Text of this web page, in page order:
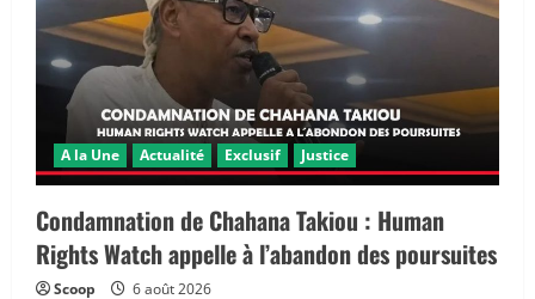
A la Une Actualité Exclusif Justice
Condamnation de Chahana Takiou : Human
Rights Watch appelle à l’abandon des poursuites
Scoop 6 août 2026